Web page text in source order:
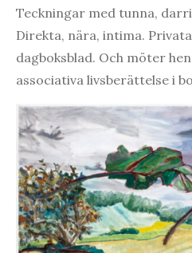
Teckningar med tunna,
Direkta, nära, intima.
dagboksblad. Och möter
associativa livsberättelse i